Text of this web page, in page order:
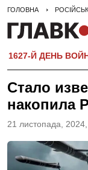
ГОЛОВНА
1627-Й ДЕНЬ
Стало
накопила
21 листопада,